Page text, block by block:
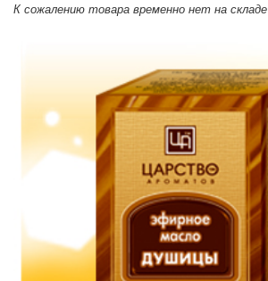
К сожалению товара временно нет на складе